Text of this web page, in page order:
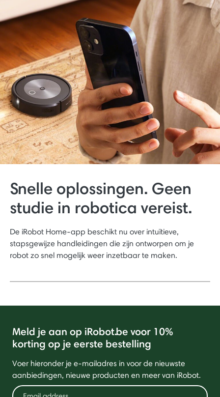
Snelle oplossingen. Geen
studie in robotica vereist.
De iRobot Home-app beschikt nu over intuïtieve,
stapsgewijze handleidingen die zijn ontworpen om je
robot zo snel mogelijk weer inzetbaar te maken.
Meld je aan op iRobot.be voor 10%
korting op je eerste bestelling
Voer hieronder je e-mailadres in voor de nieuwste
aanbiedingen, nieuwe producten en meer van iRobot.